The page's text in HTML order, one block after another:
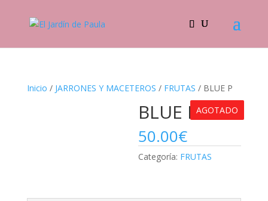
Inicio / JARRONES Y MACETEROS / FRUTAS / BLUE P
AGOTADO
BLUE P
50.00€
Categoría: FRUTAS